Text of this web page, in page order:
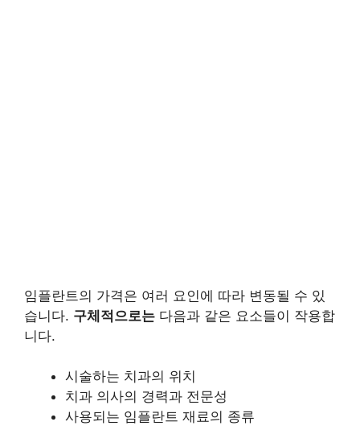
임플란트의 가격은 여러 요인에 따라 변동될 수 있
습니다. 구체적으로는 다음과 같은 요소들이 작용합
니다.
시술하는 치과의 위치
치과 의사의 경력과 전문성
사용되는 임플란트 재료의 종류